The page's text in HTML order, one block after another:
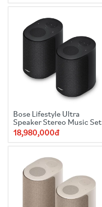
Bose Lifestyle Ultra
Speaker Stereo Music Set
18,980,000đ